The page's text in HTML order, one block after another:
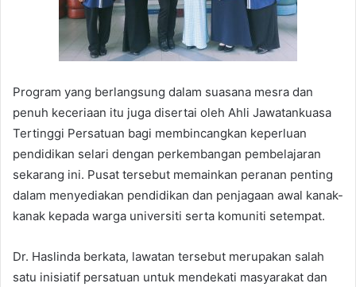
Program yang berlangsung dalam suasana mesra dan
penuh keceriaan itu juga disertai oleh Ahli Jawatankuasa
Tertinggi Persatuan bagi membincangkan keperluan
pendidikan selari dengan perkembangan pembelajaran
sekarang ini. Pusat tersebut memainkan peranan penting
dalam menyediakan pendidikan dan penjagaan awal kanak-
kanak kepada warga universiti serta komuniti setempat.
Dr. Haslinda berkata, lawatan tersebut merupakan salah
satu inisiatif persatuan untuk mendekati masyarakat dan